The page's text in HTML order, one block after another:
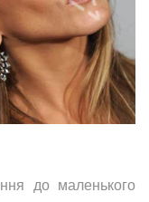
до маленького